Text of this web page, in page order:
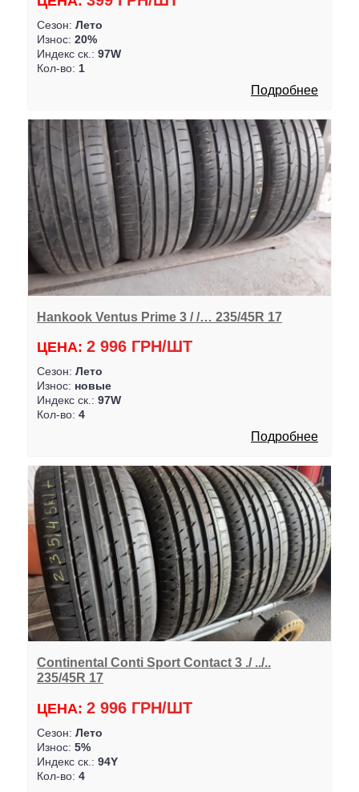
Сезон: Лето
Износ: 20%
Индекс ск.: 97W
Кол-во: 1
Подробнее
Hankook Ventus Prime 3 / /… 235/45R 17
ЦЕНА: 2 996 ГРН/ШТ
Сезон: Лето
Износ: новые
Индекс ск.: 97W
Кол-во: 4
Подробнее
Continental Conti Sport Contact 3 ./ ../..
235/45R 17
ЦЕНА: 2 996 ГРН/ШТ
Сезон: Лето
Износ: 5%
Индекс ск.: 94Y
Кол-во: 4